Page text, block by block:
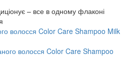
– все в одному флаконі
волосся Color Care Shampoo Milk